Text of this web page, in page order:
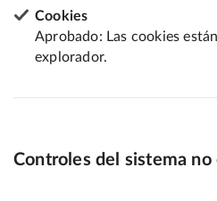
Cookies
Aprobado: Las cookies
explorador.
Controles del sistema no